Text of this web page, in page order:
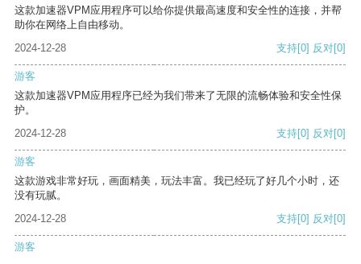
这款加速器VPM应用程序可以给你提供最高速度和安全性的连接，并帮
助你在网络上自由移动。
2024-12-28
支持[0] 反对[0]
游客
这款加速器VPM应用程序已经为我们带来了无限的流畅体验和安全性保
护。
2024-12-28
支持[0] 反对[0]
游客
这款游戏非常好玩，画面精美，玩法丰富。我已经玩了好几个小时，还
没有玩腻。
2024-12-28
支持[0] 反对[0]
游客